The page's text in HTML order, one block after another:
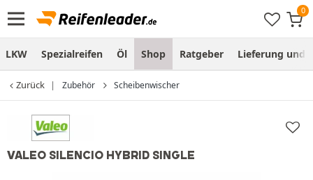
LKW Spezialreifen Öl Shop Ratgeber Lieferung und
Zurück Zubehör Scheibenwischer
VALEO SILENCIO HYBRID SINGLE